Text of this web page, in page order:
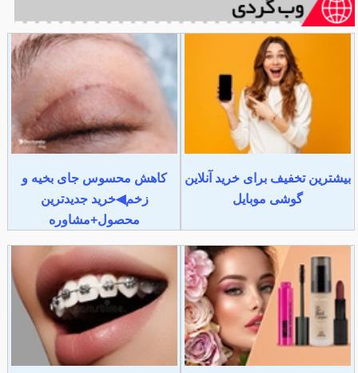
بیشترین تخفیف برای خرید آنلاین
گوشی موبایل
کاهش محسوس جای بخیه و
زخم◀خرید جدیدترین
محصول+مشاوره